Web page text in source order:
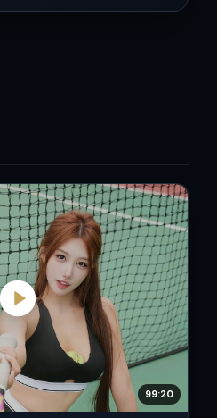
99:20